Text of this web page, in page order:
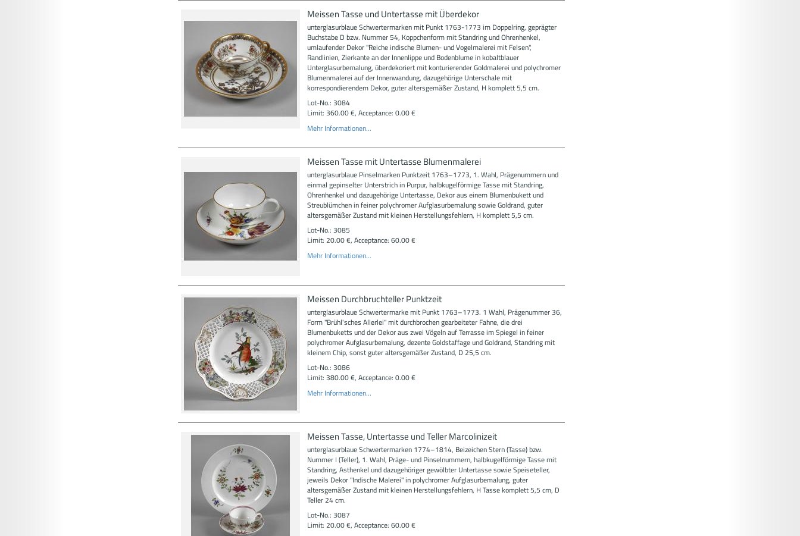
Meissen Tasse und Untertasse mit Überdekor
unterglasurblaue Schwertermarken mit Punkt 1763-1773 im Doppelring, geprägter
Buchstabe D bzw. Nummer 54, Koppchenform mit Standring und Ohrenhenkel,
umlaufender Dekor "Reiche indische Blumen- und Vogelmalerei mit Felsen",
Randlinien, Zierkante an der Innenlippe und Bodenblume in kobaltblauer
Unterglasurbemalung, überdekoriert mit konturierender Goldmalerei und polychromer
Blumenmalerei auf der Innenwandung, dazugehörige Unterschale mit
korrespondierendem Dekor, guter altersgemäßer Zustand, H komplett 5,5 cm.
Lot-No.: 3084
Limit: 360.00 €, Acceptance: 0.00 €
Mehr Informationen...
Meissen Tasse mit Untertasse Blumenmalerei
unterglasurblaue Pinselmarken Punktzeit 1763–1773, 1. Wahl, Prägenummern und
einmal gepinselter Unterstrich in Purpur, halbkugelförmige Tasse mit Standring,
Ohrenhenkel und dazugehörige Untertasse, Dekor aus einem Blumenbukett und
Streublümchen in feiner polychromer Aufglasurbemalung sowie Goldrand, guter
altersgemäßer Zustand mit kleinen Herstellungsfehlern, H komplett 5,5 cm.
Lot-No.: 3085
Limit: 20.00 €, Acceptance: 60.00 €
Mehr Informationen...
Meissen Durchbruchteller Punktzeit
unterglasurblaue Schwertermarke mit Punkt 1763–1773. 1 Wahl, Prägenummer 36,
Form "Brühl'sches Allerlei" mit durchbrochen gearbeiteter Fahne, die drei
Blumenbuketts und der Dekor aus zwei Vögeln auf Terrasse im Spiegel in feiner
polychromer Aufglasurbemalung, dezente Goldstaffage und Goldrand, Standring mit
kleinem Chip, sonst guter altersgemäßer Zustand, D 25,5 cm.
Lot-No.: 3086
Limit: 380.00 €, Acceptance: 0.00 €
Mehr Informationen...
Meissen Tasse, Untertasse und Teller Marcolinizeit
unterglasurblaue Schwertermarken 1774–1814, Beizeichen Stern (Tasse) bzw.
Nummer I (Teller), 1. Wahl, Präge- und Pinselnummern, halbkugelförmige Tasse mit
Standring, Asthenkel und dazugehöriger gewölbter Untertasse sowie Speiseteller,
jeweils Dekor "Indische Malerei" in polychromer Aufglasurbemalung, guter
altersgemäßer Zustand mit kleinen Herstellungsfehlern, H Tasse komplett 5,5 cm, D
Teller 24 cm.
Lot-No.: 3087
Limit: 20.00 €, Acceptance: 60.00 €